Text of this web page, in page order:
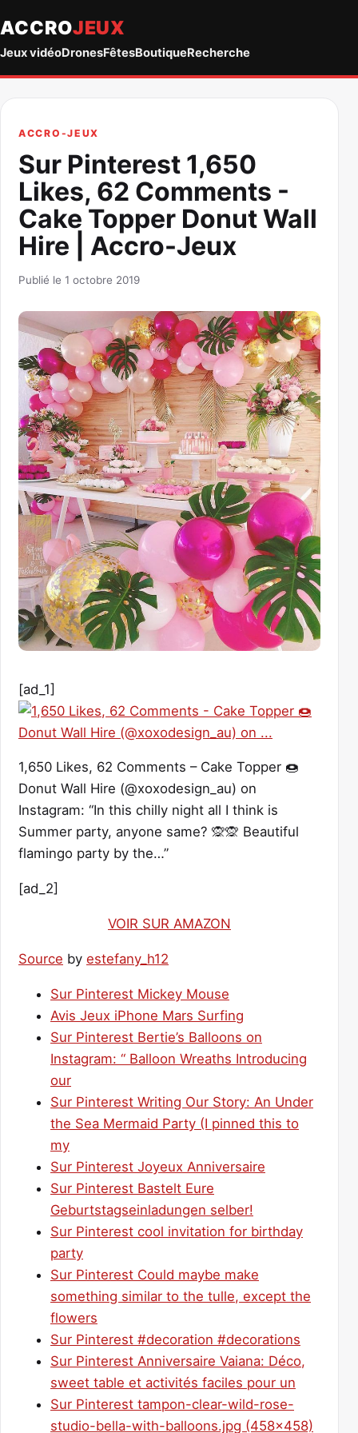
ACCROJEUX
Jeux vidéoDronesFêtesBoutiqueRecherche
ACCRO-JEUX
Sur Pinterest 1,650
Likes, 62 Comments -
Cake Topper Donut Wall
Hire | Accro-Jeux
Publié le 1 octobre 2019
[ad_1]
1,650 Likes, 62 Comments – Cake Topper 🍩
Donut Wall Hire (@xoxodesign_au) on
Instagram: “In this chilly night all I think is
Summer party, anyone same? 🙊🙊 Beautiful
flamingo party by the…”
[ad_2]
VOIR SUR AMAZON
Source by estefany_h12
Sur Pinterest Mickey Mouse
Avis Jeux iPhone Mars Surfing
Sur Pinterest Bertie’s Balloons on
Instagram: “ Balloon Wreaths Introducing
our
Sur Pinterest Writing Our Story: An Under
the Sea Mermaid Party (I pinned this to
my
Sur Pinterest Joyeux Anniversaire
Sur Pinterest Bastelt Eure
Geburtstagseinladungen selber!
Sur Pinterest cool invitation for birthday
party
Sur Pinterest Could maybe make
something similar to the tulle, except the
flowers
Sur Pinterest #decoration #decorations
Sur Pinterest Anniversaire Vaiana: Déco,
sweet table et activités faciles pour un
Sur Pinterest tampon-clear-wild-rose-
studio-bella-with-balloons.jpg (458×458)